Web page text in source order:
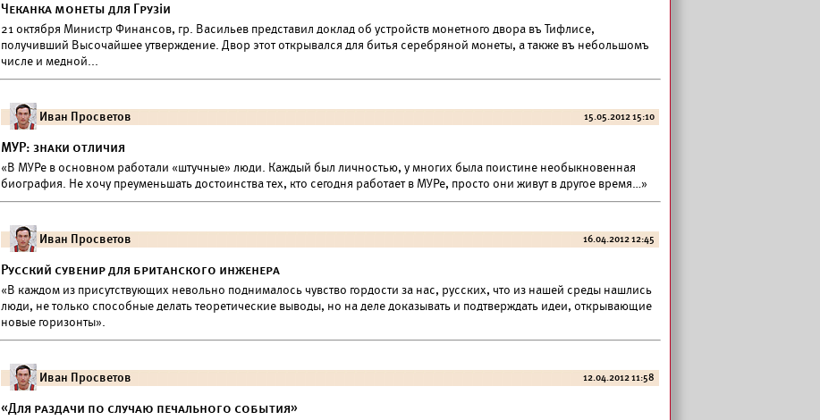
Чеканка монеты для Грузіи
21 октября Министр Финансов, гр. Васильев представил доклад об устройств монетного двора въ Тифлисе,
получивший Высочайшее утверждение. Двор этот открывался для битья серебряной монеты, а также въ небольшомъ
числе и медной...
Иван Просветов 15.05.2012 15:10
МУР: знаки отличия
«В МУРе в основном работали «штучные» люди. Каждый был личностью, у многих была поистине необыкновенная
биография. Не хочу преуменьшать достоинства тех, кто сегодня работает в МУРе, просто они живут в другое время…»
Иван Просветов 16.04.2012 12:45
Русский сувенир для британского инженера
«В каждом из присутствующих невольно поднималось чувство гордости за нас, русских, что из нашей среды нашлись
люди, не только способные делать теоретические выводы, но на деле доказывать и подтверждать идеи, открывающие
новые горизонты».
Иван Просветов 12.04.2012 11:58
«Для раздачи по случаю печального события»